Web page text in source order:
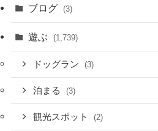
ブログ (3)
遊ぶ (1,739)
ドッグラン (3)
泊まる (3)
観光スポット (2)